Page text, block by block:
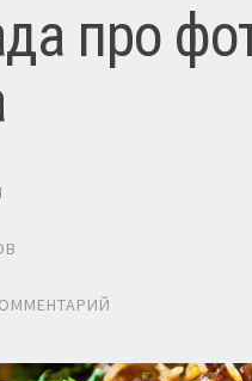
про